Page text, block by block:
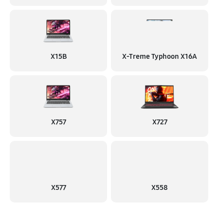
X15B X-Treme Typhoon X16A
X757 X727
X577 X558